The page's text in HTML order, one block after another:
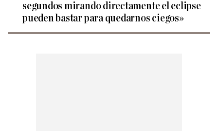
segundos mirando directamente el eclipse
pueden bastar para quedarnos ciegos»